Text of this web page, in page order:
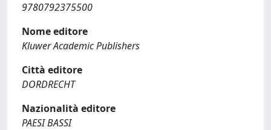
9780792375500
Nome editore
Kluwer Academic Publishers
Città editore
DORDRECHT
Nazionalità editore
PAESI BASSI